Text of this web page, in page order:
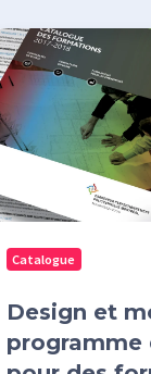
Catalogue
Design et